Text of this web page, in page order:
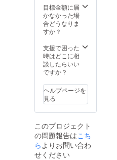
ジュ
目標金額に届
かなかった場
合どうなりま
すか？
支援で困った
時はどこに相
談したらいい
ですか？
ヘルプページを
見る
このプロジェクト
の問題報告はこち
ら よりお問い合わ
せください